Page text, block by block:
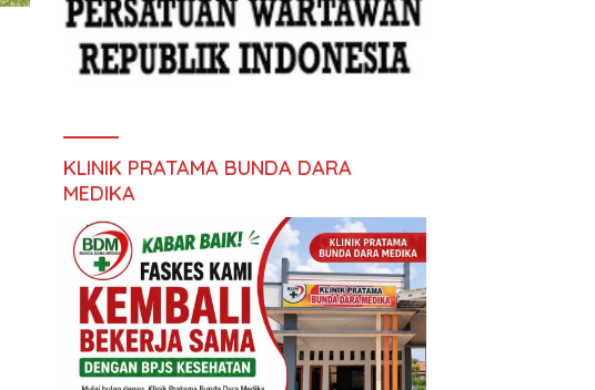
KLINIK PRATAMA BUNDA DARA
MEDIKA